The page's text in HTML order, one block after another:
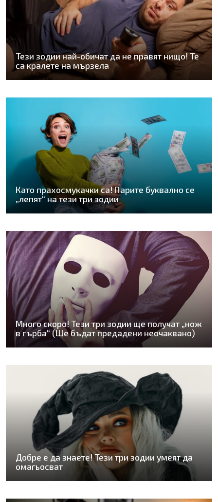
Тези зодии най-обичат да не правят нищо! Те
са кралете на мързела
Като прахосмукачки са! Парите буквално се
„лепят“ на тези три зодии
Много скоро! Тези три зодии ще получат „нож
в гърба“ (Ще бъдат предадени неочаквано)
Добре е да знаете! Тези три зодии умеят да
омагьосват